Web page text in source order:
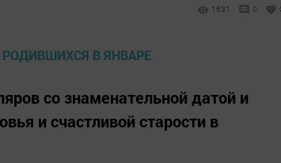
1631 0
со знаменательной датой и
и счастливой старости в